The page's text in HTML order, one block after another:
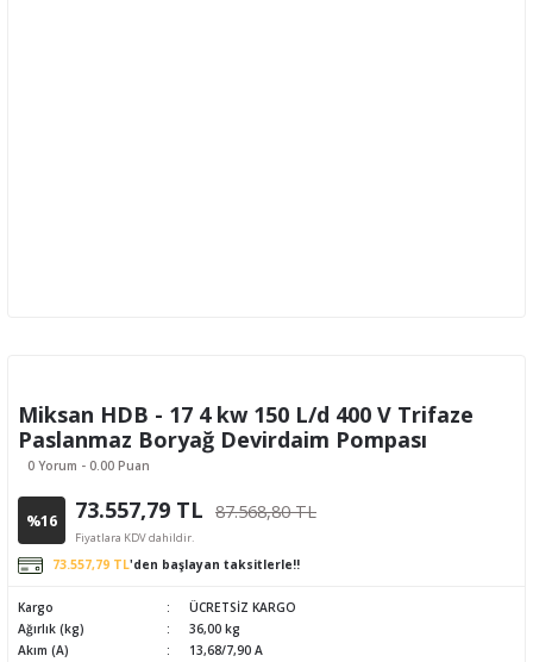
Miksan HDB - 17 4 kw 150 L/d 400 V Trifaze
Paslanmaz Boryağ Devirdaim Pompası
0 Yorum - 0.00 Puan
%16 73.557,79 TL 87.568,80 TL
Fiyatlara KDV dahildir.
73.557,79 TL'den başlayan taksitlerle!!
Kargo
ÜCRETSİZ KARGO
Ağırlık (kg)
36,00 kg
Akım (A)
13,68/7,90 A